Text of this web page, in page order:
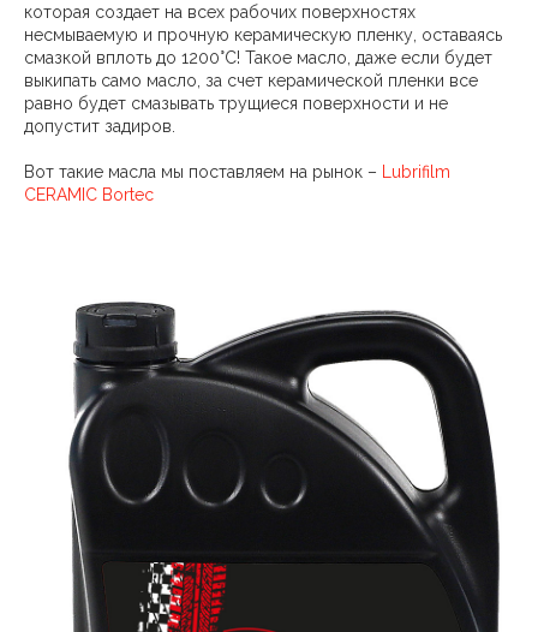
которая создает на всех рабочих поверхностях
несмываемую и прочную керамическую пленку, оставаясь
смазкой вплоть до 1200°C! Такое масло, даже если будет
выкипать само масло, за счет керамической пленки все
равно будет смазывать трущиеся поверхности и не
допустит задиров.
Вот такие масла мы поставляем на рынок – Lubrifilm
CERAMIC Bortec